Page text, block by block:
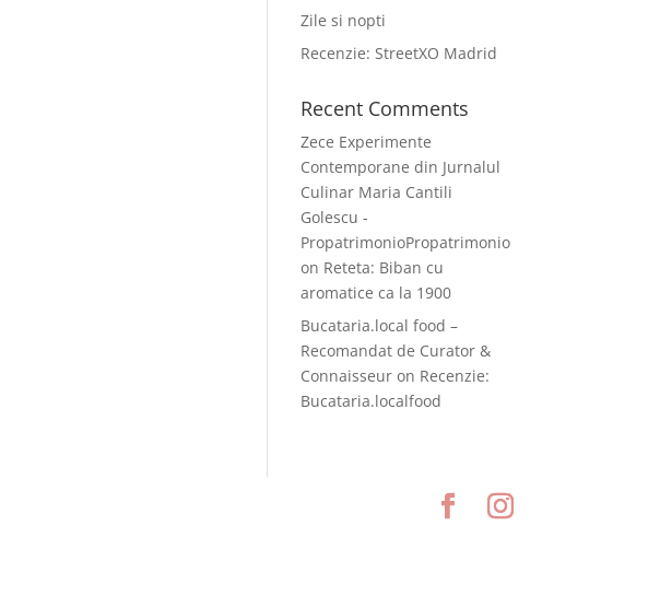
Zile si nopti
Recenzie: StreetXO Madrid
Recent Comments
Zece Experimente
Contemporane din Jurnalul
Culinar Maria Cantili
Golescu -
PropatrimonioPropatrimonio
on Reteta: Biban cu
aromatice ca la 1900
Bucataria.local food –
Recomandat de Curator &
Connaisseur on Recenzie:
Bucataria.localfood